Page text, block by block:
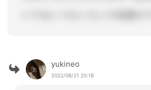
yukineo
2022/08/21 20:18